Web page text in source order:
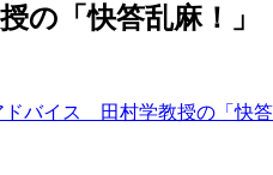
の「快答乱麻！」
ドバイス 田村学教授の「快答